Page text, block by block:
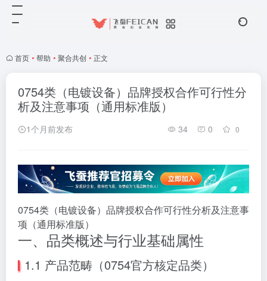
首页 • 帮助 • 聚合共创 • 正文
0754类（电镀设备）品牌授权合作可行性分
析及注意事项（通用标准版）
1个月前发布 34 0 0
0754类（电镀设备）品牌授权合作可行性分析及注意事
项（通用标准版）
一、品类概述与行业基础属性
1.1 产品范畴（0754官方核定品类）